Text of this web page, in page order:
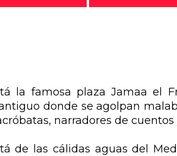
la famosa plaza Jamaa el
donde se agolpan
narradores de
de las cálidas aguas del